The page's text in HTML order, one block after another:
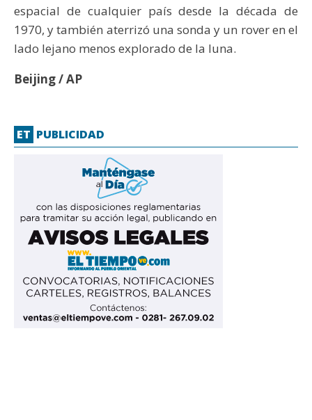
espacial de cualquier país desde la década de
1970, y también aterrizó una sonda y un rover en el
lado lejano menos explorado de la luna.
Beijing / AP
ET PUBLICIDAD